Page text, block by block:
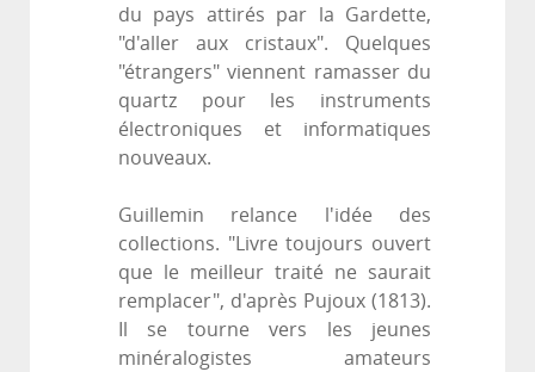
du pays attirés par la Gardette,
"d'aller aux cristaux". Quelques
"étrangers" viennent ramasser du
quartz pour les instruments
électroniques et informatiques
nouveaux.
Guillemin relance l'idée des
collections. "Livre toujours ouvert
que le meilleur traité ne saurait
remplacer", d'après Pujoux (1813).
Il se tourne vers les jeunes
minéralogistes amateurs